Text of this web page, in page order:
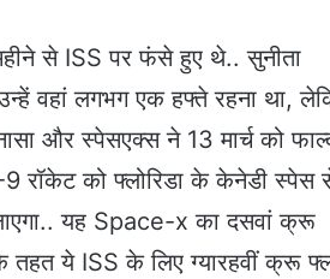
से ISS पर फंसे हुए थे.. सुनीता
वहां लगभग एक हफ्ते रहना था,
और स्पेसएक्स ने 13 मार्च को
रॉकेट को फ्लोरिडा के केनेडी स्पेस
यह Space-x का दसवां क्रू
ये ISS के लिए ग्यारहवीं क्रू